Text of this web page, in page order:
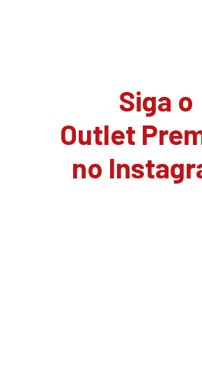
Siga o
Outlet
no